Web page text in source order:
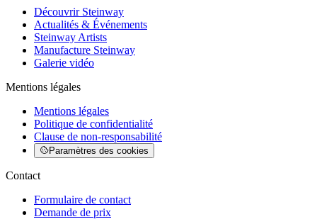
Découvrir Steinway
Actualités & Événements
Steinway Artists
Manufacture Steinway
Galerie vidéo
Mentions légales
Mentions légales
Politique de confidentialité
Clause de non-responsabilité
Paramètres des cookies
Contact
Formulaire de contact
Demande de prix